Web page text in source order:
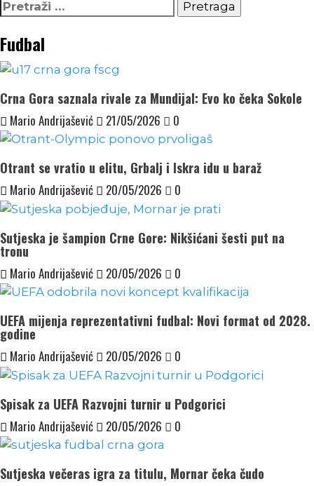
Pretraga:
Fudbal
Crna Gora saznala rivale za Mundijal: Evo ko čeka Sokole
Mario Andrijašević 21/05/2026 0
Otrant se vratio u elitu, Grbalj i Iskra idu u baraž
Mario Andrijašević 20/05/2026 0
Sutjeska je šampion Crne Gore: Nikšićani šesti put na
tronu
Mario Andrijašević 20/05/2026 0
UEFA mijenja reprezentativni fudbal: Novi format od 2028.
godine
Mario Andrijašević 20/05/2026 0
Spisak za UEFA Razvojni turnir u Podgorici
Mario Andrijašević 20/05/2026 0
Sutjeska večeras igra za titulu, Mornar čeka čudo